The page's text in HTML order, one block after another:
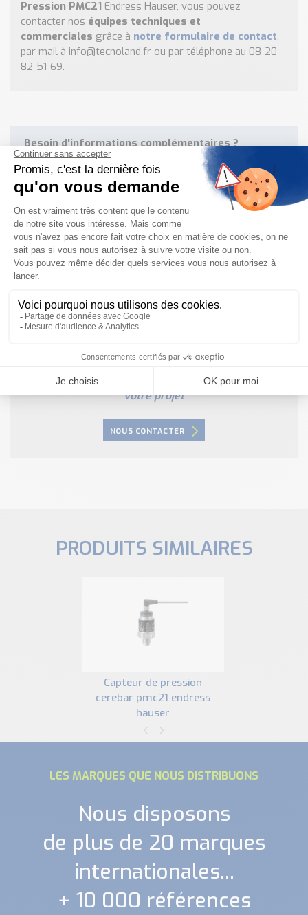
Pression PMC21 Endress Hauser, vous pouvez
contacter nos équipes techniques et
commerciales grâce à notre formulaire de contact,
par mail à info@tecnoland.fr ou par téléphone au 08-20-
82-51-69.
Besoin d'informations complémentaires ?
NOUS CONTACTER
produit ?
Nous sommes à votre disposition pour définir
votre projet
NOUS CONTACTER
PRODUITS SIMILAIRES
capteur de pression
cerebar pmc21 endress
hauser
LES MARQUES QUE NOUS DISTRIBUONS
Nous disposons
de plus de 20 marques
internationales...
+ 10 000 références